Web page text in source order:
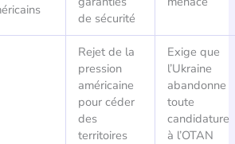
de sécurité
Rejet de la
pression
américaine
pour céder
des
territoires
Exige que
l’Ukraine
abandonne
toute
candidature
à l’OTAN